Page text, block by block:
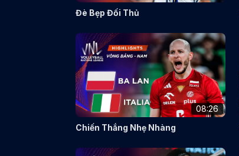
Đè Bẹp Đối Thủ
08:26
Chiến Thắng Nhẹ Nhàng